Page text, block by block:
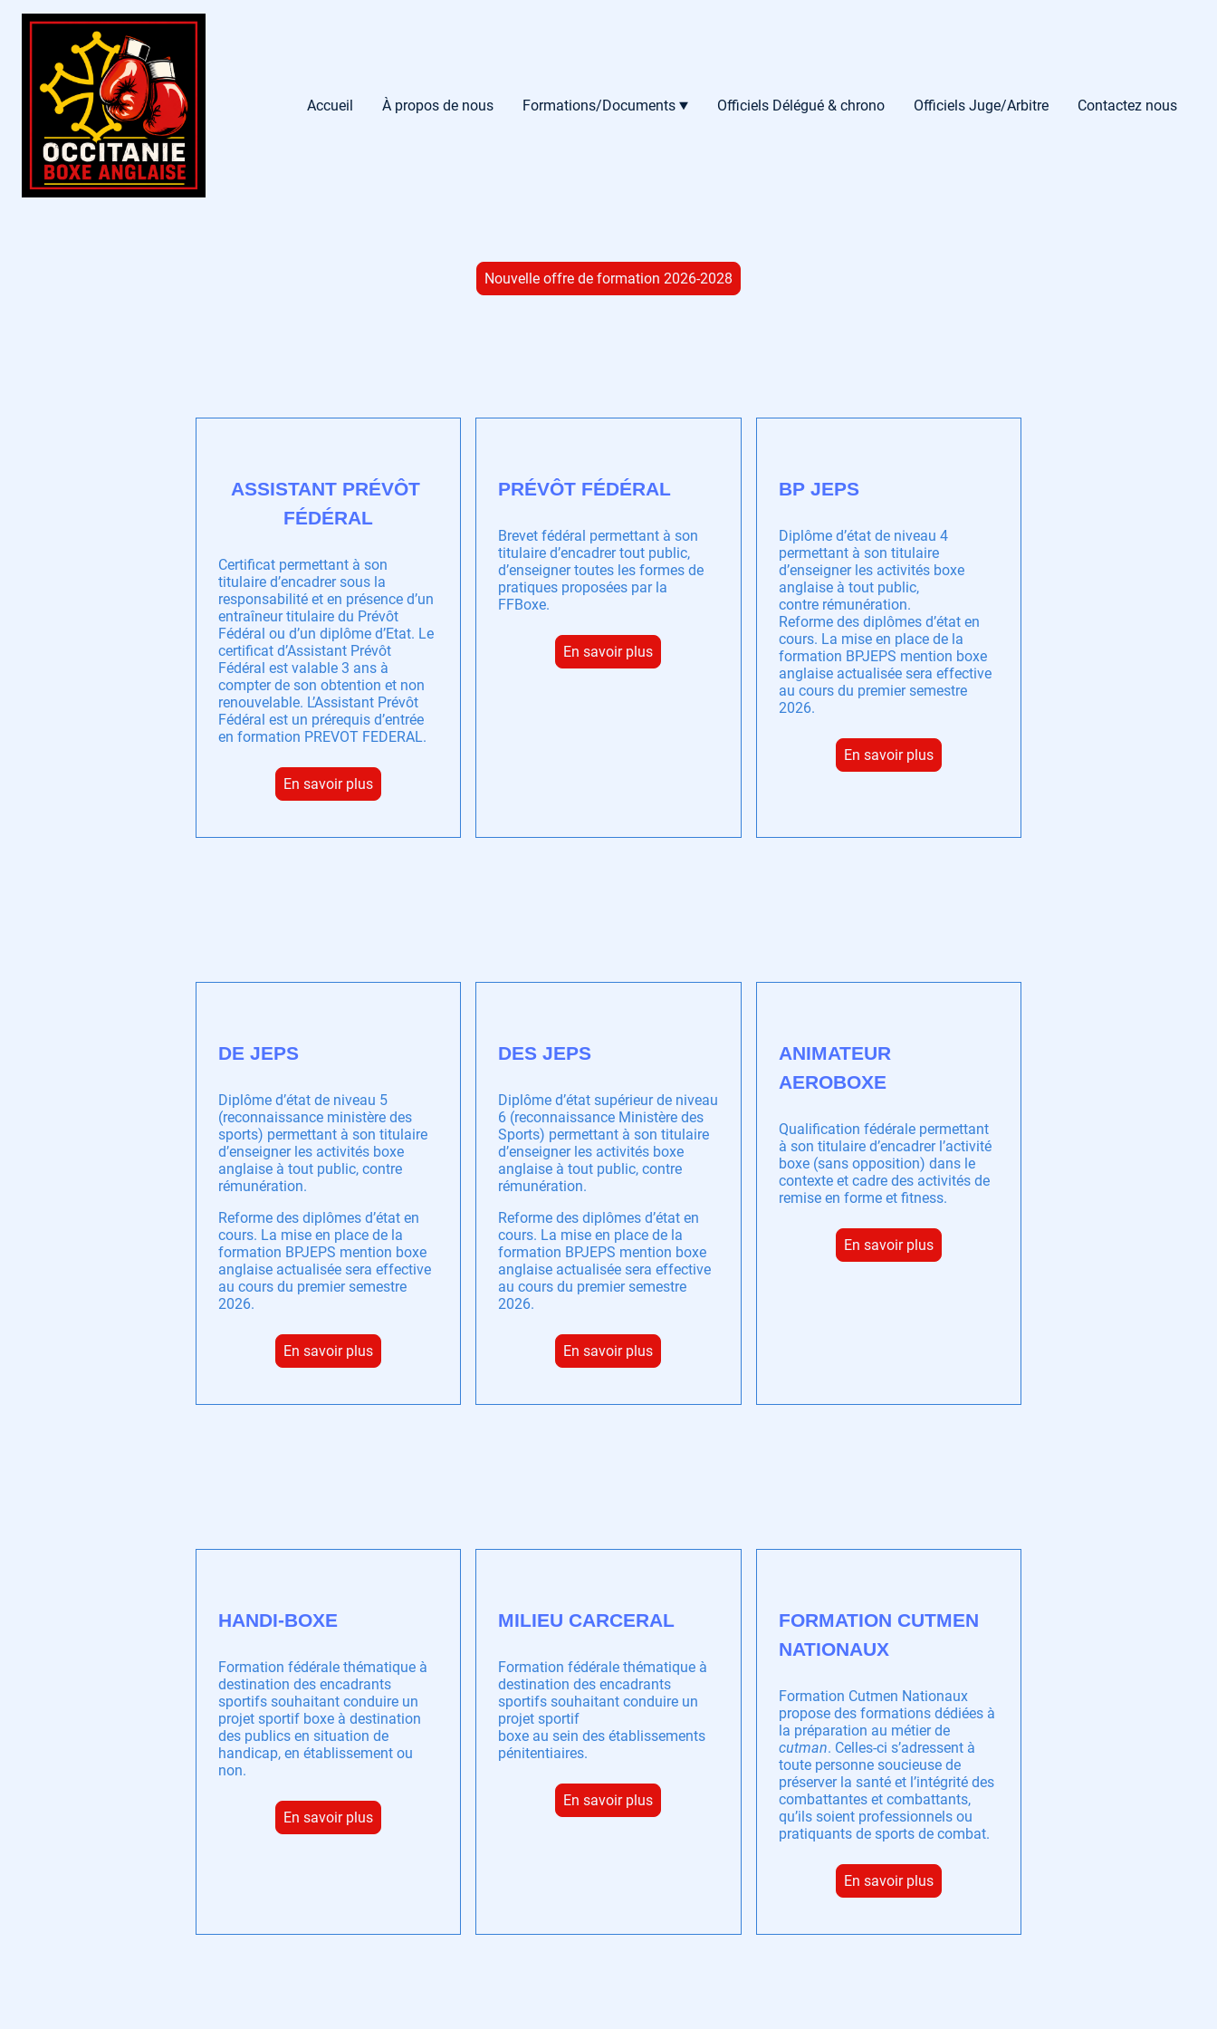
Accueil À propos de nous Formations/Documents Officiels Délégué & chrono Officiels Juge/Arbitre Contactez nous
Nouvelle offre de formation 2026-2028
ASSISTANT PRÉVÔT
FÉDÉRAL
Certificat permettant à son
titulaire d’encadrer sous la
responsabilité et en présence d’un
entraîneur titulaire du Prévôt
Fédéral ou d’un diplôme d’Etat. Le
certificat d’Assistant Prévôt
Fédéral est valable 3 ans à
compter de son obtention et non
renouvelable. L’Assistant Prévôt
Fédéral est un prérequis d’entrée
en formation PREVOT FEDERAL.
En savoir plus
PRÉVÔT FÉDÉRAL
Brevet fédéral permettant à son
titulaire d’encadrer tout public,
d’enseigner toutes les formes de
pratiques proposées par la
FFBoxe.
En savoir plus
BP JEPS
Diplôme d’état de niveau 4
permettant à son titulaire
d’enseigner les activités boxe
anglaise à tout public,
contre rémunération.
Reforme des diplômes d’état en
cours. La mise en place de la
formation BPJEPS mention boxe
anglaise actualisée sera effective
au cours du premier semestre
2026.
En savoir plus
DE JEPS
Diplôme d’état de niveau 5
(reconnaissance ministère des
sports) permettant à son titulaire
d’enseigner les activités boxe
anglaise à tout public, contre
rémunération.
Reforme des diplômes d’état en
cours. La mise en place de la
formation BPJEPS mention boxe
anglaise actualisée sera effective
au cours du premier semestre
2026.
En savoir plus
DES JEPS
Diplôme d’état supérieur de niveau
6 (reconnaissance Ministère des
Sports) permettant à son titulaire
d’enseigner les activités boxe
anglaise à tout public, contre
rémunération.
Reforme des diplômes d’état en
cours. La mise en place de la
formation BPJEPS mention boxe
anglaise actualisée sera effective
au cours du premier semestre
2026.
En savoir plus
ANIMATEUR
AEROBOXE
Qualification fédérale permettant
à son titulaire d’encadrer l’activité
boxe (sans opposition) dans le
contexte et cadre des activités de
remise en forme et fitness.
En savoir plus
HANDI-BOXE
Formation fédérale thématique à
destination des encadrants
sportifs souhaitant conduire un
projet sportif boxe à destination
des publics en situation de
handicap, en établissement ou
non.
En savoir plus
MILIEU CARCERAL
Formation fédérale thématique à
destination des encadrants
sportifs souhaitant conduire un
projet sportif
boxe au sein des établissements
pénitentiaires.
En savoir plus
FORMATION CUTMEN
NATIONAUX
Formation Cutmen Nationaux
propose des formations dédiées à
la préparation au métier de
cutman. Celles-ci s’adressent à
toute personne soucieuse de
préserver la santé et l’intégrité des
combattantes et combattants,
qu’ils soient professionnels ou
pratiquants de sports de combat.
En savoir plus